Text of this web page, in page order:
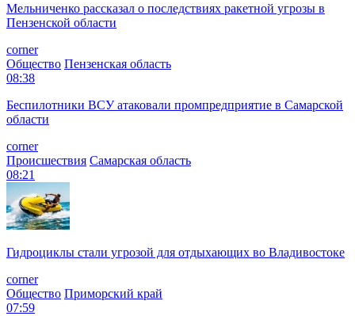
Мельниченко рассказал о последствиях ракетной угрозы в
Пензенской области
corner
Общество Пензенская область
08:38
Беспилотники ВСУ атаковали промпредприятие в Самарской
области
corner
Происшествия Самарская область
08:21
Гидроциклы стали угрозой для отдыхающих во Владивостоке
corner
Общество Приморский край
07:59